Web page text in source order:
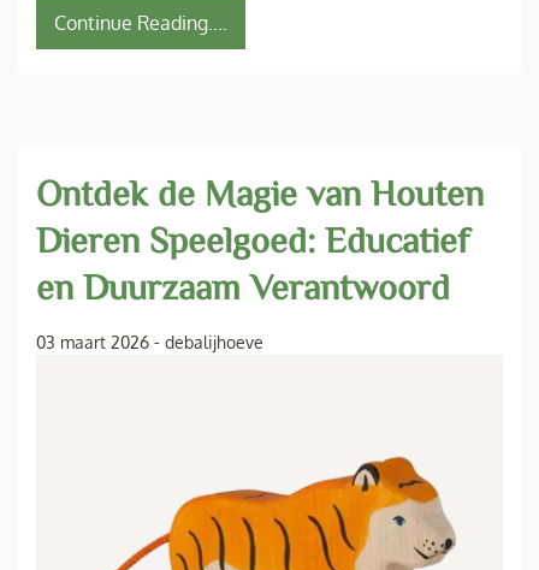
Continue Reading....
Ontdek de Magie van Houten
Dieren Speelgoed: Educatief
en Duurzaam Verantwoord
03 maart 2026 - debalijhoeve